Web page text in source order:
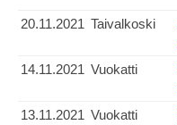
20.11.2021 Taivalkoski
14.11.2021 Vuokatti
13.11.2021 Vuokatti